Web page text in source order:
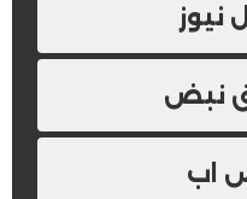
نيوز
نبض
اب